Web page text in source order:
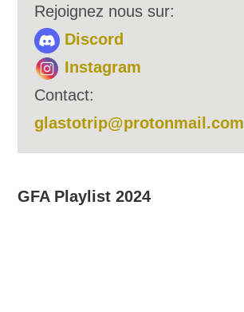
Rejoignez nous sur:
Discord
Instagram
Contact:
glastotrip@protonmail.com
GFA Playlist 2024